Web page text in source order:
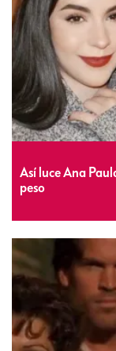
Así luce Ana
peso